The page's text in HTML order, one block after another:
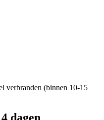
verbranden (binnen 10-15